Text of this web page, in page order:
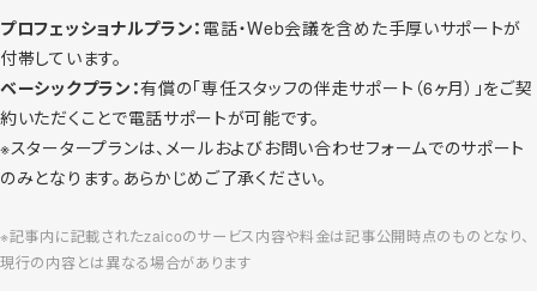
プロフェッショナルプラン： 電話・Web会議を含めた手厚いサポートが
付帯しています。
ベーシックプラン：有償の「専任スタッフの伴走サポート（6ヶ月）」をご契
約いただくことで電話サポートが可能です。
※スタータープランは、メールおよびお問い合わせフォームでのサポート
のみとなります。あらかじめご了承ください。
※記事内に記載されたzaicoのサービス内容や料金は記事公開時点のものとなり、
現行の内容とは異なる場合があります